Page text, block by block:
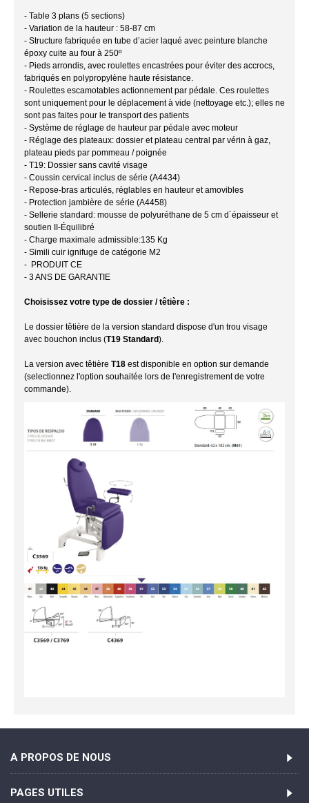
- Table 3 plans (5 sections)
- Variation de la hauteur : 58-87 cm
- Structure fabriquée en tube d’acier laqué avec peinture blanche
époxy cuite au four à 250º
- Pieds arrondis, avec roulettes encastrées pour éviter des accrocs,
fabriqués en polypropylène haute résistance.
- Roulettes escamotables actionnement par pédale. Ces roulettes
sont uniquement pour le déplacement à vide (nettoyage etc.); elles ne
sont pas faites pour le transport des patients
- Système de réglage de hauteur par pédale avec moteur
- Réglage des plateaux: dossier et plateau central par vérin à gaz,
plateau pieds par pommeau / poignée
- T19: Dossier sans cavité visage
- Coussin cervical inclus de série (A4434)
- Repose-bras articulés, réglables en hauteur et amovibles
- Protection jambière de série (A4458)
- Sellerie standard: mousse de polyuréthane de 5 cm d´épaisseur et
soutien II-Équilibré
- Charge maximale admissible:135 Kg
- Simili cuir ignifuge de catégorie M2
- PRODUIT CE
- 3 ANS DE GARANTIE
Choisissez votre type de dossier / têtière :
Le dossier têtière de la version standard dispose d'un trou visage
avec bouchon inclus (T19 Standard).
La version avec têtière T18 est disponible en option sur demande
(selectionnez l'option souhaitée lors de l'enregistrement de votre
commande).
A PROPOS DE NOUS
PAGES UTILES